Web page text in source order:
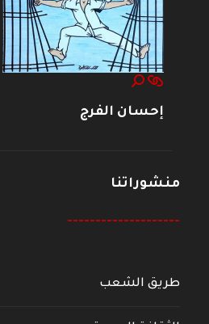
إحسان الفرج
منشوراتنا
--------------------
طريق الشعب